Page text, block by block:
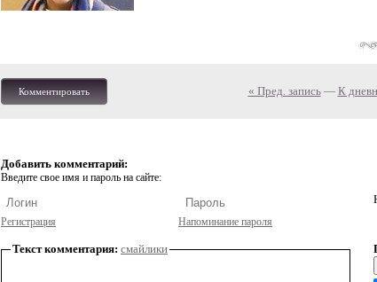
Комментировать « Пред. запись— К
Добавить комментарий:
Введите свое имя и пароль на сайте:
Регистрация Напоминание пароля
Текст комментария: смайлики